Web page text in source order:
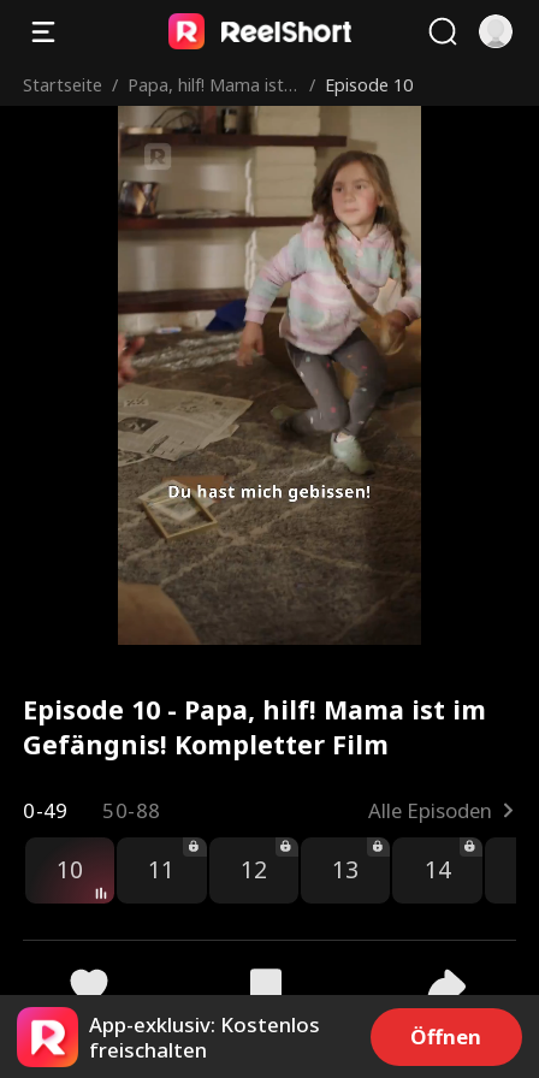
Startseite / Papa, hilf! Mama ist i
m Gefängnis!
/ Episode 10
Episode 10 - Papa, hilf! Mama ist im
Gefängnis! Kompletter Film
0-49 50-88 Alle Episoden
10 11 12 13 14
14.7k 31.1k Teilen
App-exklusiv: Kostenlos
freischalten
Öffnen